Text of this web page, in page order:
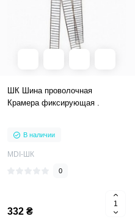
ШК Шина проволочная
Крамера фиксирующая .
В наличии
MDI-ШК
0
332 ₴